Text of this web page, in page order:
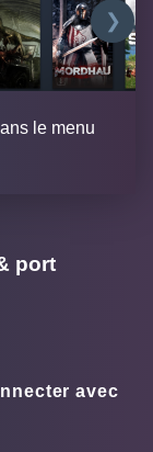
❯
le menu
port
avec